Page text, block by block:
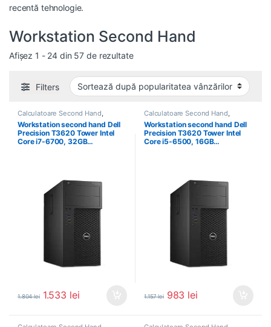
recentă tehnologie.
Workstation Second Hand
Afișez 1 - 24 din 57 de rezultateSortat după popularitate
Filters
Calculatoare Second Hand,
Calculator Second Hand i7 ,
Workstation Second Hand
Workstation second hand Dell
Precision T3620 Tower Intel
Core i7-6700, 32GB…
1.804lei 1.533 lei
Calculatoare Second Hand,
Calculator Second Hand i5 ,
Workstation Second Hand
Workstation second hand Dell
Precision T3620 Tower Intel
Core i5-6500, 16GB…
1.157lei 983 lei